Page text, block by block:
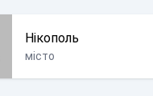
Нікополь
місто